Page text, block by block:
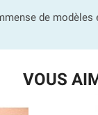
de
VOUS